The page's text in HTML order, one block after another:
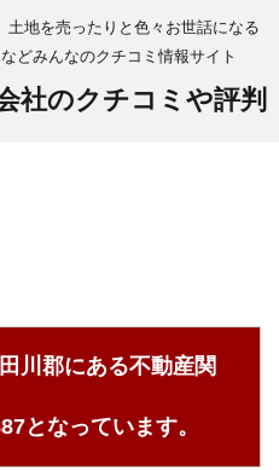
地を売ったりと色々お世話になる
どみんなのクチコミ情報サイト
社のクチコミや評判
川郡にある不動産関
となっています。